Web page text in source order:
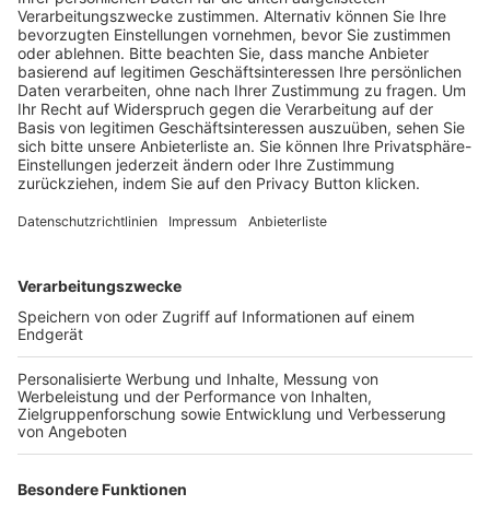
Schulungsangebot Vereinsmitarbeiter
BFV-Geschäftsstellen
Trainerbörse
Login SpielPlus
FOLGE DEM BFV
TOP-VEREINE
TOP-PARTNER